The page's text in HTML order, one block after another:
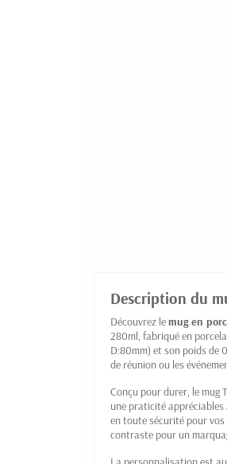
Description du
Découvrez lemug en
280ml, fabriqué en
D:80mm) et son poids de
de réunion ou les
Conçu pour durer, le mug
une praticité
en toute sécurité pour
contraste pour un